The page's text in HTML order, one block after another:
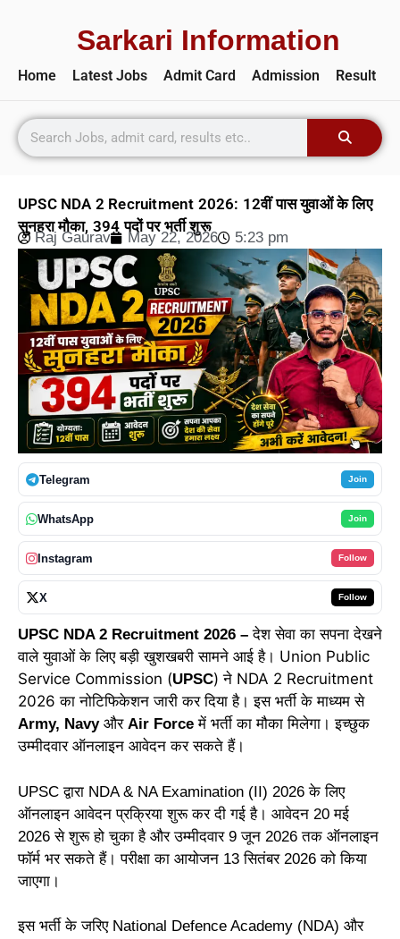
Sarkari Information
Home Latest Jobs Admit Card Admission Result
UPSC NDA 2 Recruitment 2026: 12वीं पास युवाओं के लिए
सुनहरा मौका, 394 पदों पर भर्ती शुरू
Raj Gaurav May 22, 2026 5:23 pm
Telegram Join
WhatsApp Join
Instagram Follow
X Follow
UPSC NDA 2 Recruitment 2026 – देश सेवा का सपना देखने
वाले युवाओं के लिए बड़ी खुशखबरी सामने आई है। Union Public
Service Commission (UPSC) ने NDA 2 Recruitment
2026 का नोटिफिकेशन जारी कर दिया है। इस भर्ती के माध्यम से
Army, Navyऔर Air Force में भर्ती का मौका मिलेगा। इच्छुक
उम्मीदवार ऑनलाइन आवेदन कर सकते हैं।
UPSC द्वारा NDA & NA Examination (II) 2026 के लिए
ऑनलाइन आवेदन प्रक्रिया शुरू कर दी गई है। आवेदन 20 मई
2026 से शुरू हो चुका है और उम्मीदवार 9 जून 2026 तक ऑनलाइन
फॉर्म भर सकते हैं। परीक्षा का आयोजन 13 सितंबर 2026 को किया
जाएगा।
इस भर्ती के जरिए National Defence Academy (NDA) और